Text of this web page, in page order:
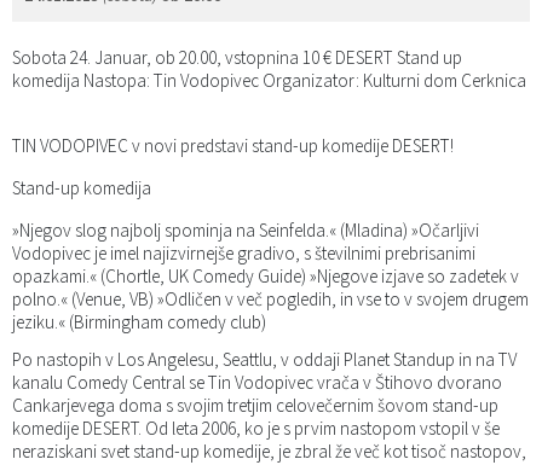
Sobota 24. Januar, ob 20.00, vstopnina 10 € DESERT Stand up
komedija Nastopa: Tin Vodopivec Organizator: Kulturni dom Cerknica
TIN VODOPIVEC v novi predstavi stand-up komedije DESERT!
Stand-up komedija
»Njegov slog najbolj spominja na Seinfelda.« (Mladina) »Očarljivi
Vodopivec je imel najizvirnejše gradivo, s številnimi prebrisanimi
opazkami.« (Chortle, UK Comedy Guide) »Njegove izjave so zadetek v
polno.« (Venue, VB) »Odličen v več pogledih, in vse to v svojem drugem
jeziku.« (Birmingham comedy club)
Po nastopih v Los Angelesu, Seattlu, v oddaji Planet Standup in na TV
kanalu Comedy Central se Tin Vodopivec vrača v Štihovo dvorano
Cankarjevega doma s svojim tretjim celovečernim šovom stand-up
komedije DESERT. Od leta 2006, ko je s prvim nastopom vstopil v še
neraziskani svet stand-up komedije, je zbral že več kot tisoč nastopov,
Vizitka občine Svet za preventivo in vzgojo v cestnem prometu
Služba za stanovanjsko dejavnost
Služba za civilno zaščito
Služba za gospodarstvo, turizem in kmetijstvo
Služba za šport
Služba za krajevne skupnosti
Strategije in koncepti
Proračuni občine